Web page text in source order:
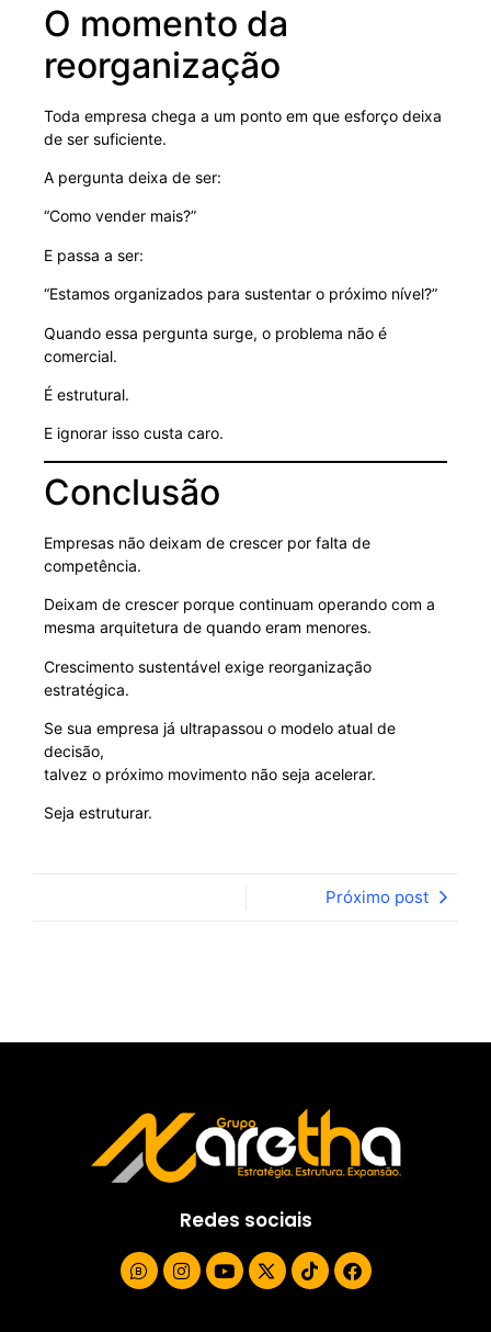
O momento da
reorganização
Toda empresa chega a um ponto em que esforço deixa
de ser suficiente.
A pergunta deixa de ser:
“Como vender mais?”
E passa a ser:
“Estamos organizados para sustentar o próximo nível?”
Quando essa pergunta surge, o problema não é
comercial.
É estrutural.
E ignorar isso custa caro.
Conclusão
Empresas não deixam de crescer por falta de
competência.
Deixam de crescer porque continuam operando com a
mesma arquitetura de quando eram menores.
Crescimento sustentável exige reorganização
estratégica.
Se sua empresa já ultrapassou o modelo atual de
decisão,
talvez o próximo movimento não seja acelerar.
Seja estruturar.
Próximo post
Redes sociais